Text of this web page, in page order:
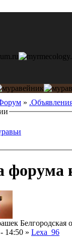
»
Белгородская
14:50 » Lexa_96